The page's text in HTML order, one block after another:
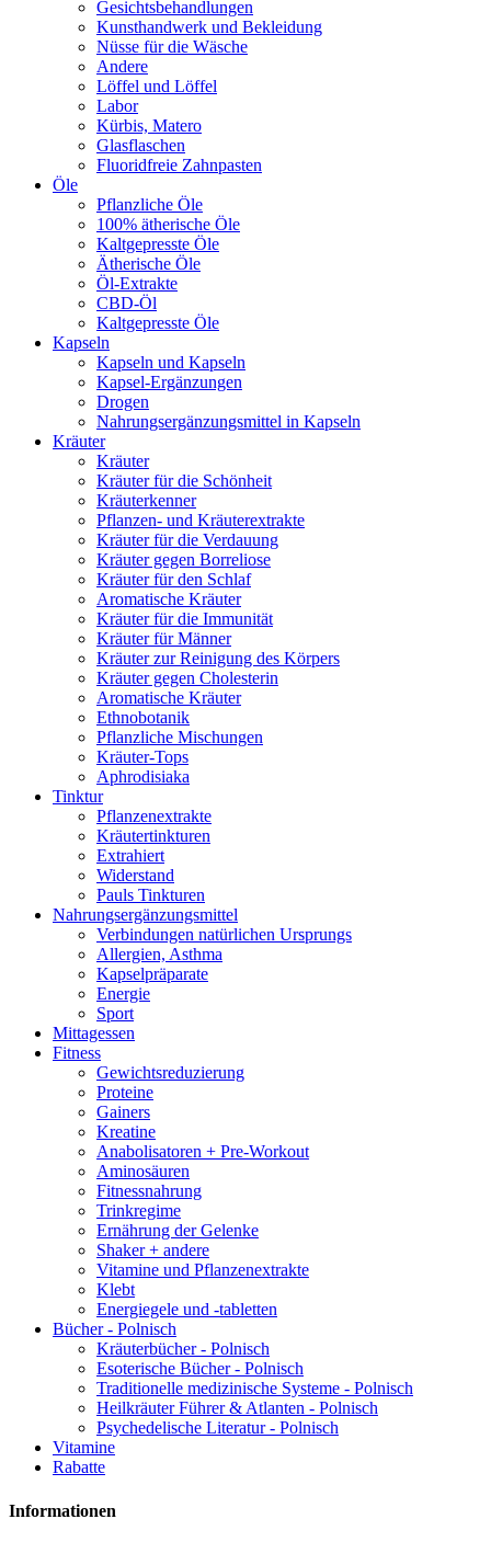
Gesichtsbehandlungen
Kunsthandwerk und Bekleidung
Nüsse für die Wäsche
Andere
Löffel und Löffel
Labor
Kürbis, Matero
Glasflaschen
Fluoridfreie Zahnpasten
Öle
Pflanzliche Öle
100% ätherische Öle
Kaltgepresste Öle
Ätherische Öle
Öl-Extrakte
CBD-Öl
Kaltgepresste Öle
Kapseln
Kapseln und Kapseln
Kapsel-Ergänzungen
Drogen
Nahrungsergänzungsmittel in Kapseln
Kräuter
Kräuter
Kräuter für die Schönheit
Kräuterkenner
Pflanzen- und Kräuterextrakte
Kräuter für die Verdauung
Kräuter gegen Borreliose
Kräuter für den Schlaf
Aromatische Kräuter
Kräuter für die Immunität
Kräuter für Männer
Kräuter zur Reinigung des Körpers
Kräuter gegen Cholesterin
Aromatische Kräuter
Ethnobotanik
Pflanzliche Mischungen
Kräuter-Tops
Aphrodisiaka
Tinktur
Pflanzenextrakte
Kräutertinkturen
Extrahiert
Widerstand
Pauls Tinkturen
Nahrungsergänzungsmittel
Verbindungen natürlichen Ursprungs
Allergien, Asthma
Kapselpräparate
Energie
Sport
Mittagessen
Fitness
Gewichtsreduzierung
Proteine
Gainers
Kreatine
Anabolisatoren + Pre-Workout
Aminosäuren
Fitnessnahrung
Trinkregime
Ernährung der Gelenke
Shaker + andere
Vitamine und Pflanzenextrakte
Klebt
Energiegele und -tabletten
Bücher - Polnisch
Kräuterbücher - Polnisch
Esoterische Bücher - Polnisch
Traditionelle medizinische Systeme - Polnisch
Heilkräuter Führer & Atlanten - Polnisch
Psychedelische Literatur - Polnisch
Vitamine
Rabatte
Informationen